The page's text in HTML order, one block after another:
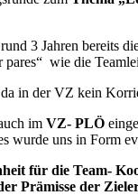
3 Jahren bereits
wie die
in der VZ kein
im VZ- PLÖ
wurde uns in Form
für die Team-
Prämisse der